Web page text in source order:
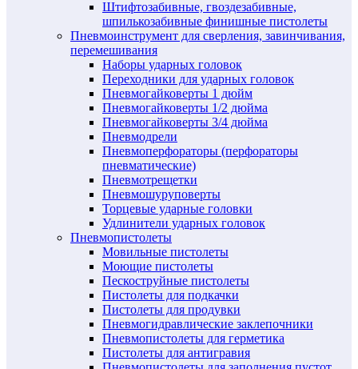
Штифтозабивные, гвоздезабивные,
шпилькозабивные финишные пистолеты
Пневмоинструмент для сверления, завинчивания,
перемешивания
Наборы ударных головок
Переходники для ударных головок
Пневмогайковерты 1 дюйм
Пневмогайковерты 1/2 дюйма
Пневмогайковерты 3/4 дюйма
Пневмодрели
Пневмоперфораторы (перфораторы
пневматические)
Пневмотрещетки
Пневмошуруповерты
Торцевые ударные головки
Удлинители ударных головок
Пневмопистолеты
Мовильные пистолеты
Моющие пистолеты
Пескоструйные пистолеты
Пистолеты для подкачки
Пистолеты для продувки
Пневмогидравлические заклепочники
Пневмопистолеты для герметика
Пистолеты для антигравия